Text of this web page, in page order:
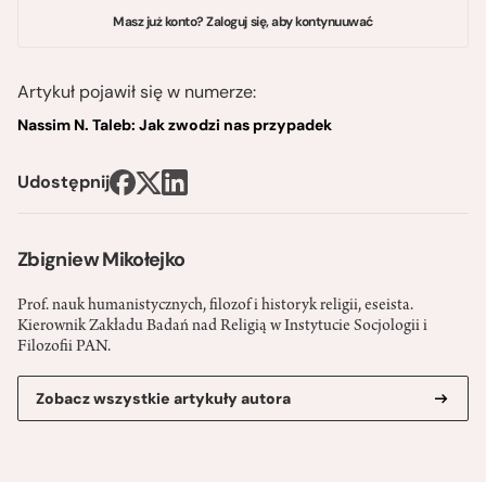
Zbigniew Mikołejko
Prof. nauk humanistycznych, filozof i historyk religii, eseista.
Kierownik Zakładu Badań nad Religią w Instytucie Socjologii i
Filozofii PAN.
Zobacz wszystkie artykuły autora
Masz już konto? Zaloguj się, aby kontynuuwać
Artykuł pojawił się w numerze:
Nassim N. Taleb: Jak zwodzi nas przypadek
Udostępnij